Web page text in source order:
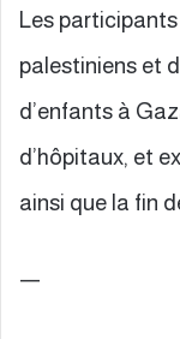
Les
palestiniens et
d’enfants à
d’hôpitaux, et
ainsi que la fin
—